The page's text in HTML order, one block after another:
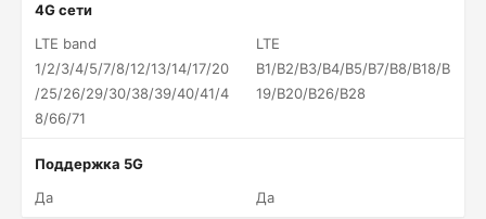
4G сети
LTE band
1/2/3/4/5/7/8/12/13/14/17/20
/25/26/29/30/38/39/40/41/4
8/66/71
LTE
B1/B2/B3/B4/B5/B7/B8/B18/B
19/B20/B26/B28
Поддержка 5G
Да
Да